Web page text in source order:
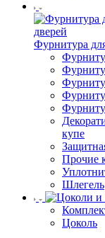
Фурнитура
купе
Прочие
Шлегель
Цоколь